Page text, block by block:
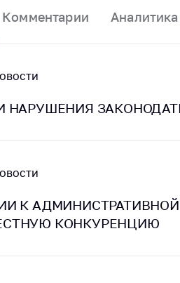
Комментарии Аналитика
НАРУШЕНИЯ
К
КОНКУРЕНЦИЮ